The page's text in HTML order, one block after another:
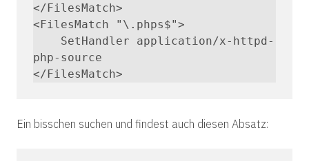
</FilesMatch>
<FilesMatch "\.phps$">
php-source
</FilesMatch>
Ein bisschen suchen und findest auch diesen Absatz: